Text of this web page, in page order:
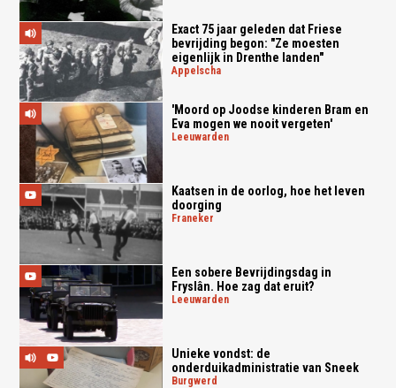
Exact 75 jaar geleden dat Friese
bevrijding begon: "Ze moesten
eigenlijk in Drenthe landen"
appelscha
'Moord op Joodse kinderen Bram en
Eva mogen we nooit vergeten'
leeuwarden
Kaatsen in de oorlog, hoe het leven
doorging
franeker
Een sobere Bevrijdingsdag in
Fryslân. Hoe zag dat eruit?
leeuwarden
Unieke vondst: de
onderduikadministratie van Sneek
burgwerd